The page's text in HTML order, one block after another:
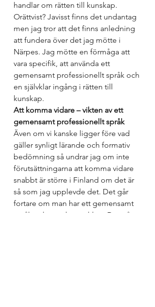
handlar om rätten till kunskap.
Orättvist? Javisst finns det undantag
men jag tror att det finns anledning
att fundera över det jag mötte i
Närpes. Jag mötte en förmåga att
vara specifik, att använda ett
gemensamt professionellt språk och
en självklar ingång i rätten till
kunskap.
Att komma vidare – vikten av ett
gemensamt professionellt språk
Även om vi kanske ligger före vad
gäller synligt lärande och formativ
bedömning så undrar jag om inte
förutsättningarna att komma vidare
snabbt är större i Finland om det är
så som jag upplevde det. Det går
fortare om man har ett gemensamt
språk och en yrkesstolthet. Det går